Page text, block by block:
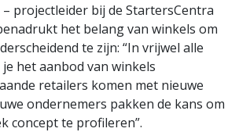
projectleider bij de StartersCentra
het belang van winkels om
te zijn: “In vrijwel alle
het aanbod van winkels
retailers komen met nieuwe
ondernemers pakken de kans om
concept te profileren”.